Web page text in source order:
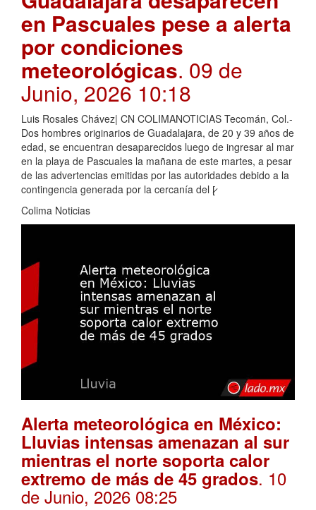
en Pascuales pese a alerta
por condiciones
meteorológicas. 09 de
Junio, 2026 10:18
Luis Rosales Chávez| CN COLIMANOTICIAS Tecomán, Col.-
Dos hombres originarios de Guadalajara, de 20 y 39 años de
edad, se encuentran desaparecidos luego de ingresar al mar
en la playa de Pascuales la mañana de este martes, a pesar
de las advertencias emitidas por las autoridades debido a la
contingencia generada por la cercanía del [̷
Colima Noticias
Alerta meteorológica en México:
Lluvias intensas amenazan al sur
mientras el norte soporta calor
extremo de más de 45 grados. 10
de Junio, 2026 08:25